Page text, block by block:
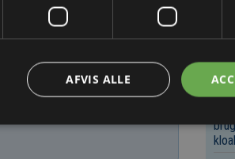
AFVIS ALLE